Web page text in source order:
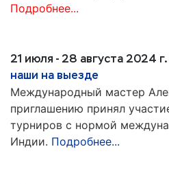
Подробнее...
21 июля - 28 августа 2024 г.
наши на выезде
Международный мастер
приглашению принял
турниров с нормой
Индии. Подробнее...